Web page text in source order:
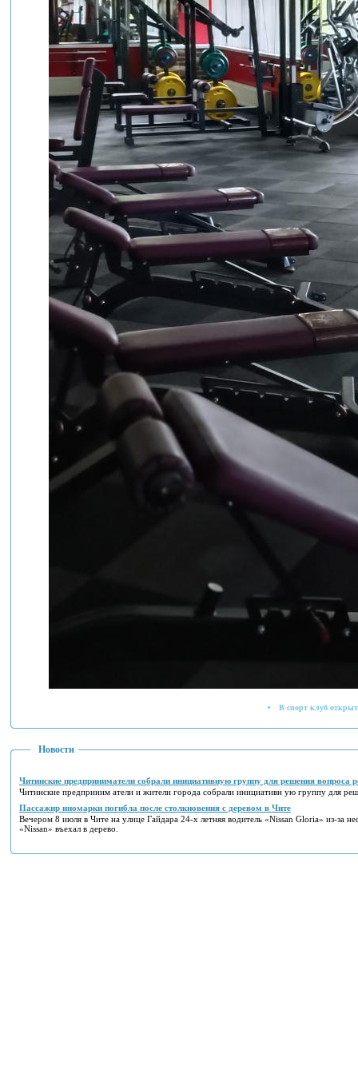
В спорт клуб
Новости
Читинские предприниматели собрали инициативную группу для решения вопроса
Читинские предприним атели и жители города собрали инициативн ую группу для
Пассажир иномарки погибла после столкновения с деревом в Чите
Вечером 8 июля в Чите на улице Гайдара 24-х летняя водитель «Nissan Gloria» из-за
«Nissan» въехал в дерево.